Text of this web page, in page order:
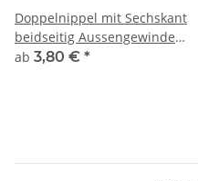
Doppelnippel mit Sechskant
beidseitig Aussengewinde
messing blank 1/8" bis 2"
ab 3,80 € *